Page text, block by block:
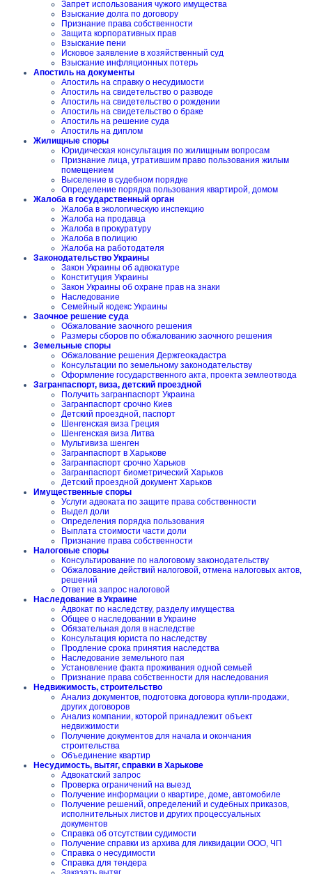
Запрет использования чужого имущества
Взыскание долга по договору
Признание права собственности
Защита корпоративных прав
Взыскание пени
Исковое заявление в хозяйственный суд
Взыскание инфляционных потерь
Апостиль на документы
Апостиль на справку о несудимости
Апостиль на свидетельство о разводе
Апостиль на свидетельство о рождении
Апостиль на свидетельство о браке
Апостиль на решение суда
Апостиль на диплом
Жилищные споры
Юридическая консультация по жилищным вопросам
Признание лица, утратившим право пользования жилым
помещением
Выселение в судебном порядке
Определение порядка пользования квартирой, домом
Жалоба в государственный орган
Жалоба в экологическую инспекцию
Жалоба на продавца
Жалоба в прокуратуру
Жалоба в полицию
Жалоба на работодателя
Законодательство Украины
Закон Украины об адвокатуре
Конституция Украины
Закон Украины об охране прав на знаки
Наследование
Семейный кодекс Украины
Заочное решение суда
Обжалование заочного решения
Размеры сборов по обжалованию заочного решения
Земельные споры
Обжалование решения Держгеокадастра
Консультации по земельному законодательству
Оформление государственного акта, проекта землеотвода
Загранпаспорт, виза, детский проездной
Получить загранпаспорт Украина
Загранпаспорт срочно Киев
Детский проездной, паспорт
Шенгенская виза Греция
Шенгенская виза Литва
Мультивиза шенген
Загранпаспорт в Харькове
Загранпаспорт срочно Харьков
Загранпаспорт биометрический Харьков
Детский проездной документ Харьков
Имущественные споры
Услуги адвоката по защите права собственности
Выдел доли
Определения порядка пользования
Выплата стоимости части доли
Признание права собственности
Налоговые споры
Консультирование по налоговому законодательству
Обжалование действий налоговой, отмена налоговых актов,
решений
Ответ на запрос налоговой
Наследование в Украине
Адвокат по наследству, разделу имущества
Общее о наследовании в Украине
Обязательная доля в наследстве
Консультация юриста по наследству
Продление срока принятия наследства
Наследование земельного пая
Установление факта проживания одной семьей
Признание права собственности для наследования
Недвижимость, строительство
Анализ документов, подготовка договора купли-продажи,
других договоров
Анализ компании, которой принадлежит объект
недвижимости
Получение документов для начала и окончания
строительства
Объединение квартир
Несудимость, вытяг, справки в Харькове
Адвокатский запрос
Проверка ограничений на выезд
Получение информации о квартире, доме, автомобиле
Получение решений, определений и судебных приказов,
исполнительных листов и других процессуальных
документов
Справка об отсутствии судимости
Получение справки из архива для ликвидации ООО, ЧП
Справка о несудимости
Справка для тендера